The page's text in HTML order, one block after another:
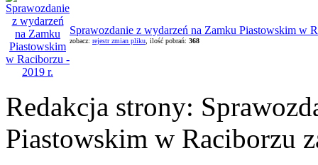
Sprawozdanie z wydarzeń na Zamku Piastowskim w
zobacz: rejestr zmian pliku , ilość pobrań: 368
Redakcja strony:
Piastowskim w Raciborzu